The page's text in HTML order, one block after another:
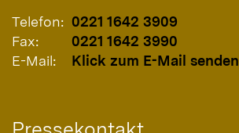
Telefon: 0221 1642 3909
Fax:
0221 1642 3990
E-Mail:
Klick zum E-Mail senden